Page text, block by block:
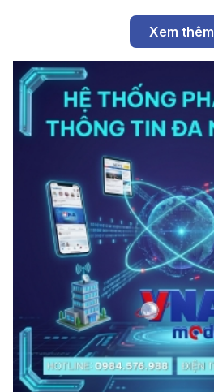
Xem thêm